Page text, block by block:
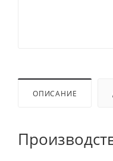
ОПИСАНИЕ